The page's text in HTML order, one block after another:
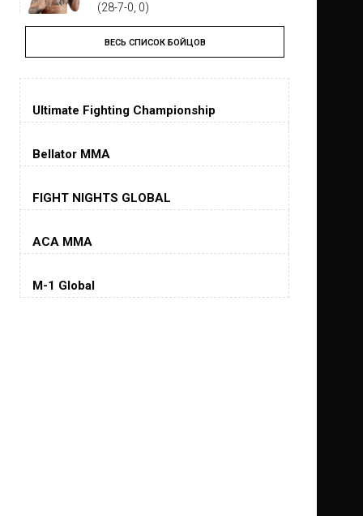
(28-7-0, 0)
Тайрон Вудли
Tyron Woodley
(19-5-1, 0)
Дастин Порье
(26-6-0, 1)
Jorge Masvidal
Колби Ковингтон
ВЕСЬ СПИСОК БОЙЦОВ
Ultimate Fighting Championship
Bellator MMA
FIGHT NIGHTS GLOBAL
ACA MMA
M-1 Global